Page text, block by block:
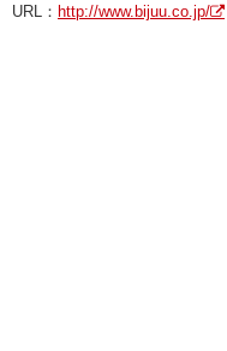
URL： http://www.bijuu.co.jp/